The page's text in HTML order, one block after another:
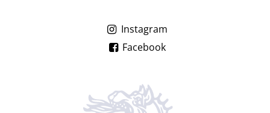
Instagram
Facebook